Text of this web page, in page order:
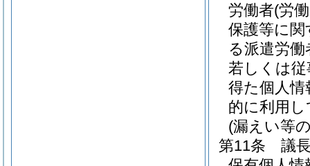
労働者(労
保護等に関
る派遣労
若しくは
得た個人
的に利用
(漏えい等
第11条
議